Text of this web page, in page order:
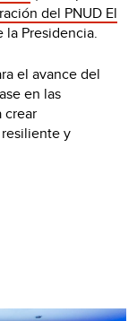
del PNUD El
la Presidencia.
el avance del
en las
crear
y